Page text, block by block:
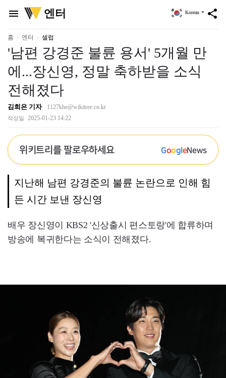
menu
위
키
리
엔터 share
Korean ▼
홈 엔터 셀럽
'남편 강경준 불륜 용서' 5개월 만
에...장신영, 정말 축하받을 소식
전해졌다
김희은 기자 1127khe@wikitree.co.kr
작성일 2025-01-23 14:22
위키트리를 팔로우하세요 GoogleNews
지난해 남편 강경준의 불륜 논란으로 인해 힘
든 시간 보낸 장신영
배우 장신영이 KBS2 '신상출시 편스토랑'에 합류하며
방송에 복귀한다는 소식이 전해졌다.